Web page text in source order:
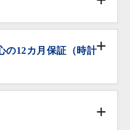
流通防止と排除の活動
方は免税サービスをご
の12カ月保証（時計
時計を末長くご愛用い
お時計にオーバーホー
ォーツ時計は電池交換